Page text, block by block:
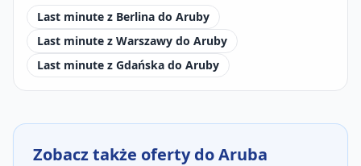
Last minute z Berlina do Aruby
Last minute z Warszawy do Aruby
Last minute z Gdańska do Aruby
Zobacz także oferty do Aruba